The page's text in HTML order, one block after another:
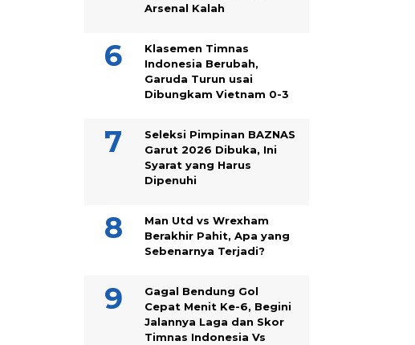
Arsenal Kalah
Klasemen Timnas
Indonesia Berubah,
Garuda Turun usai
Dibungkam Vietnam 0-3
Seleksi Pimpinan BAZNAS
Garut 2026 Dibuka, Ini
Syarat yang Harus
Dipenuhi
Man Utd vs Wrexham
Berakhir Pahit, Apa yang
Sebenarnya Terjadi?
Gagal Bendung Gol
Cepat Menit Ke-6, Begini
Jalannya Laga dan Skor
Timnas Indonesia Vs